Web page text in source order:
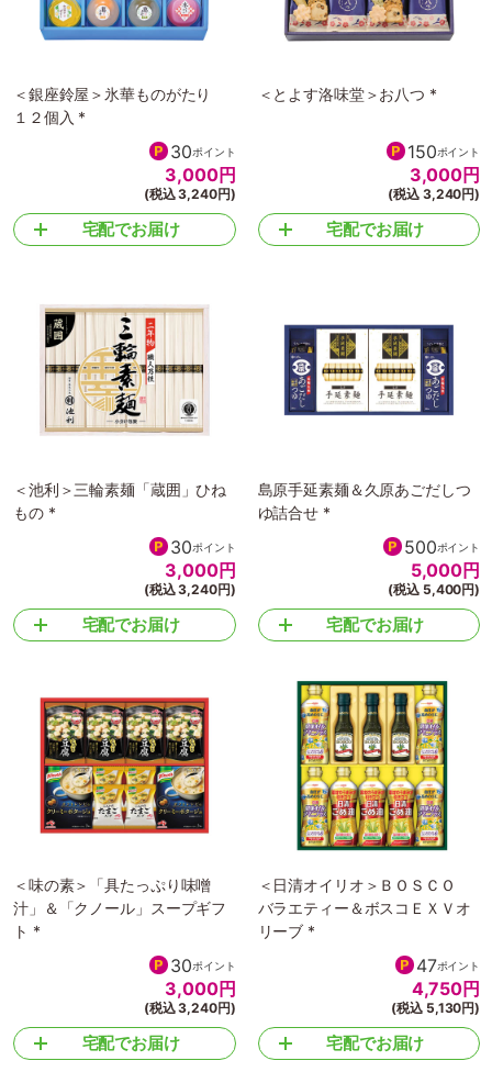
＜銀座鈴屋＞氷華ものがたり
１２個入 *
30ポイント
3,000円
(税込 3,240円)
宅配でお届け
＜とよす洛味堂＞お八つ *
150ポイント
3,000円
(税込 3,240円)
宅配でお届け
＜池利＞三輪素麺「蔵囲」ひね
もの *
30ポイント
3,000円
(税込 3,240円)
宅配でお届け
島原手延素麺＆久原あごだしつ
ゆ詰合せ *
500ポイント
5,000円
(税込 5,400円)
宅配でお届け
＜味の素＞「具たっぷり味噌
汁」＆「クノール」スープギフ
ト *
30ポイント
3,000円
(税込 3,240円)
宅配でお届け
＜日清オイリオ＞ＢＯＳＣＯ
バラエティー＆ボスコＥＸＶオ
リーブ *
47ポイント
4,750円
(税込 5,130円)
宅配でお届け